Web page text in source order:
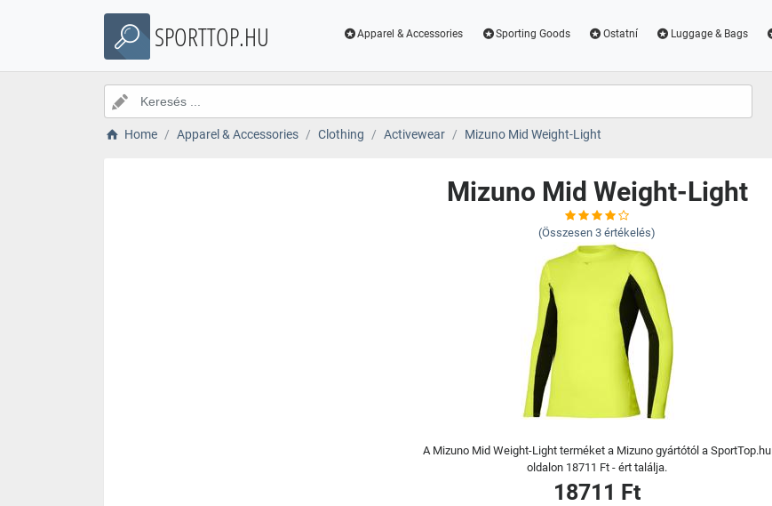
SPORTTOP.HU Apparel & Accessories Sporting Goods Ostatní Luggage & Bags
Home Apparel & Accessories Clothing Activewear Mizuno Mid Weight-Light
Mizuno Mid Weight-Light
(Összesen 3 értékelés)
A Mizuno Mid Weight-Light terméket a Mizuno gyártótól a SportTop.hu
oldalon 18711 Ft - ért találja.
18711 Ft